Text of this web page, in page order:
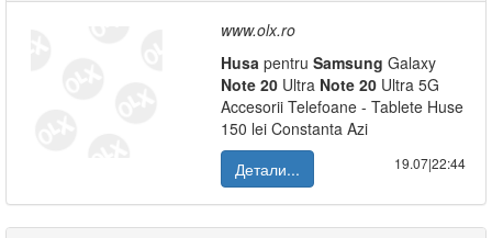
www.olx.ro
Husa pentru Samsung Galaxy
Note 20 Ultra Note 20 Ultra 5G
Accesorii Telefoane - Tablete Huse
150 lei Constanta Azi
Детали...
19.07|22:44